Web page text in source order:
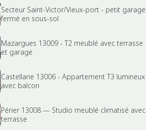
Secteur Saint-Victor/Vieux-port - petit garage
fermé en sous-sol
Mazargues 13009 - T2 meublé avec terrasse
et garage
Castellane 13006 - Appartement T3 lumineux
avec balcon
Périer 13008 — Studio meublé climatisé avec
terrasse